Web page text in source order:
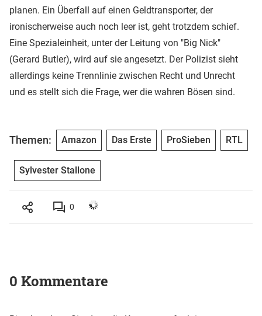
planen. Ein Überfall auf einen Geldtransporter, der
ironischerweise auch noch leer ist, geht trotzdem schief.
Eine Spezialeinheit, unter der Leitung von "Big Nick"
(Gerard Butler), wird auf sie angesetzt. Der Polizist sieht
allerdings keine Trennlinie zwischen Recht und Unrecht
und es stellt sich die Frage, wer die wahren Bösen sind.
Themen: Amazon Das Erste ProSieben RTL
Sylvester Stallone
0
0 Kommentare